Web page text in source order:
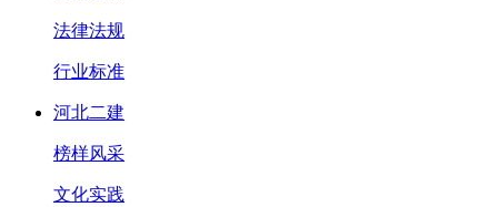
法律法规
行业标准
河北二建
榜样风采
文化实践